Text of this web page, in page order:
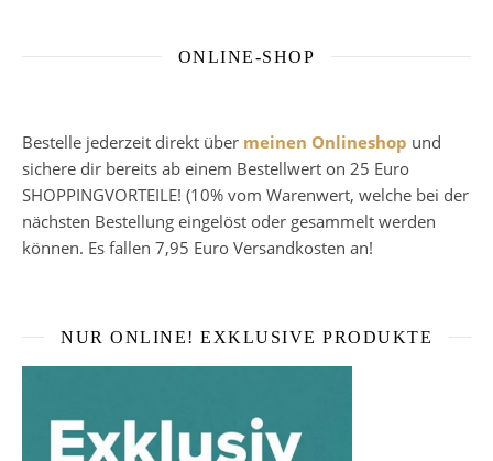
ONLINE-SHOP
Bestelle jederzeit direkt über meinen Onlineshop und
sichere dir bereits ab einem Bestellwert on 25 Euro
SHOPPINGVORTEILE! (10% vom Warenwert, welche bei der
nächsten Bestellung eingelöst oder gesammelt werden
können. Es fallen 7,95 Euro Versandkosten an!
NUR ONLINE! EXKLUSIVE PRODUKTE